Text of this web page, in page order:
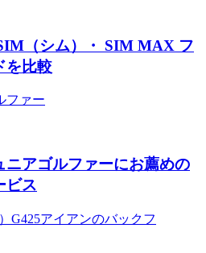
（シム）・ SIM MAX フ
を比較
ニアゴルファーにお薦めの
ビス